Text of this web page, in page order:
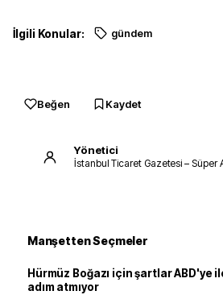
İlgili Konular: gündem
Beğen Kaydet
Yönetici
İstanbul Ticaret Gazetesi – Süper
Manşetten Seçmeler
Hürmüz Boğazı için şartlar ABD'ye
adım atmıyor